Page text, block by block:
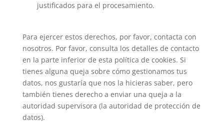
justificados para el procesamiento.
Para ejercer estos derechos, por favor, contacta con
nosotros. Por favor, consulta los detalles de contacto
en la parte inferior de esta política de cookies. Si
tienes alguna queja sobre cómo gestionamos tus
datos, nos gustaría que nos la hicieras saber, pero
también tienes derecho a enviar una queja a la
autoridad supervisora (la autoridad de protección de
datos).